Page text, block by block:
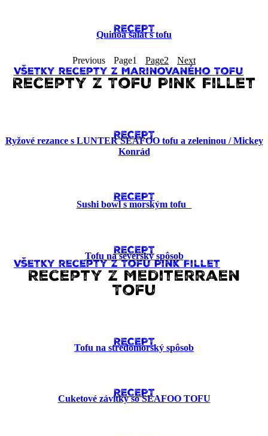
RECEPT
Quinoa šalát s tofu
Previous Page1 Page2 Next
Všetky recepty z Marinovaného Tofu
Recepty z Tofu Pink Fillet
RECEPT
Ryžové rezance s LUNTER SEAFOO tofu a zeleninou / Mickey
Konrád
RECEPT
Sushi bowl s morským tofu
RECEPT
Tofu na severský spôsob
Všetky recepty z Tofu Pink Fillet
Recepty z Mediterraen
Tofu
RECEPT
Tofu na stredomorský spôsob
RECEPT
Cuketové závitky so SEAFOO TOFU